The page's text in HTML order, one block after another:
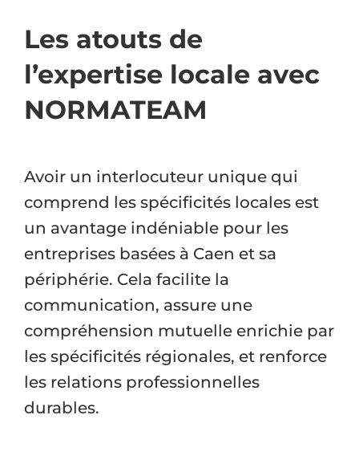
Les atouts de
l’expertise locale avec
NORMATEAM
Avoir un interlocuteur unique qui
comprend les spécificités locales est
un avantage indéniable pour les
entreprises basées à Caen et sa
périphérie. Cela facilite la
communication, assure une
compréhension mutuelle enrichie par
les spécificités régionales, et renforce
les relations professionnelles
durables.